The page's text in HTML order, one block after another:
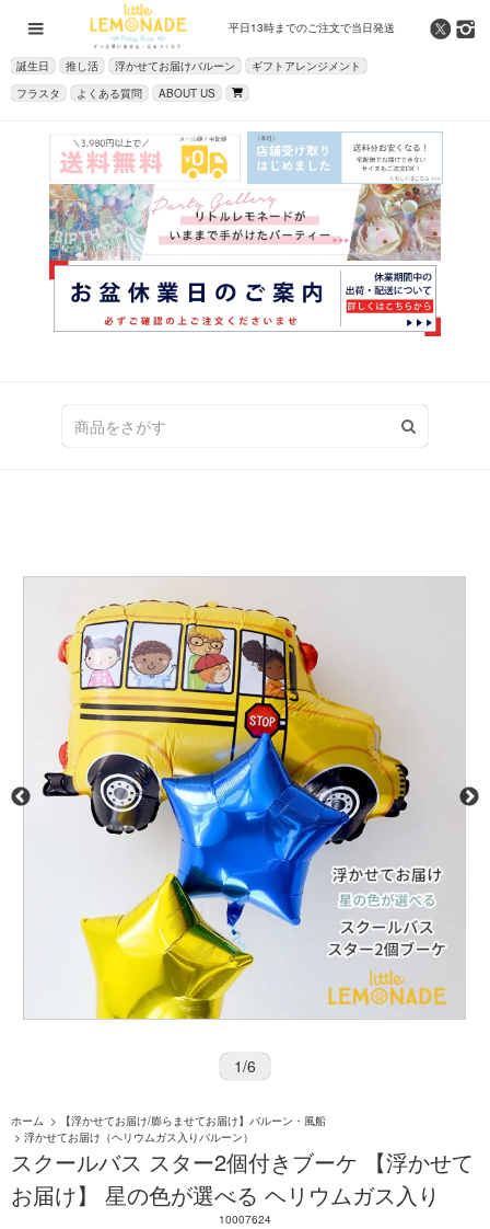
平日13時までのご注文で当日発送
誕生日 推し活 浮かせてお届けバルーン
ギフトアレンジメント
フラスタ
よくある質問 ABOUT US
1/6
ホーム >
【浮かせてお届け/膨らませてお届け】バルーン・風船
> 浮かせてお届け（ヘリウムガス入りバルーン）
スクールバス スター2個付きブーケ 【浮かせて
お届け】 星の色が選べる ヘリウムガス入り
10007624